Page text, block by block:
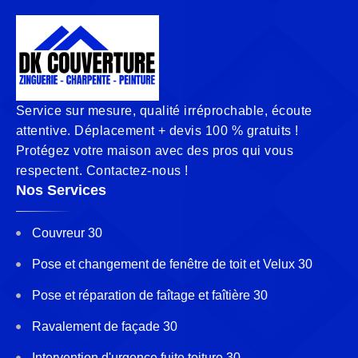
Service sur mesure, qualité irréprochable, écoute
attentive. Déplacement + devis 100 % gratuits !
Protégez votre maison avec des pros qui vous
respectent. Contactez-nous !
Nos Services
Couvreur 30
Pose et changement de fenêtre de toit et Velux 30
Pose et réparation de faîtage et faîtière 30
Ravalement de façade 30